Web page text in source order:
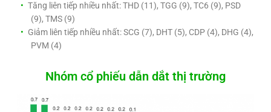
Tăng liên tiếp nhiều nhất: THD (11), TGG (9), TC6 (9), PSD
(9), TMS (9)
Giảm liên tiếp nhiều nhất: SCG (7), DHT (5), CDP (4), DHG (4),
PVM (4)
Nhóm cổ phiếu dẫn dắt thị trường